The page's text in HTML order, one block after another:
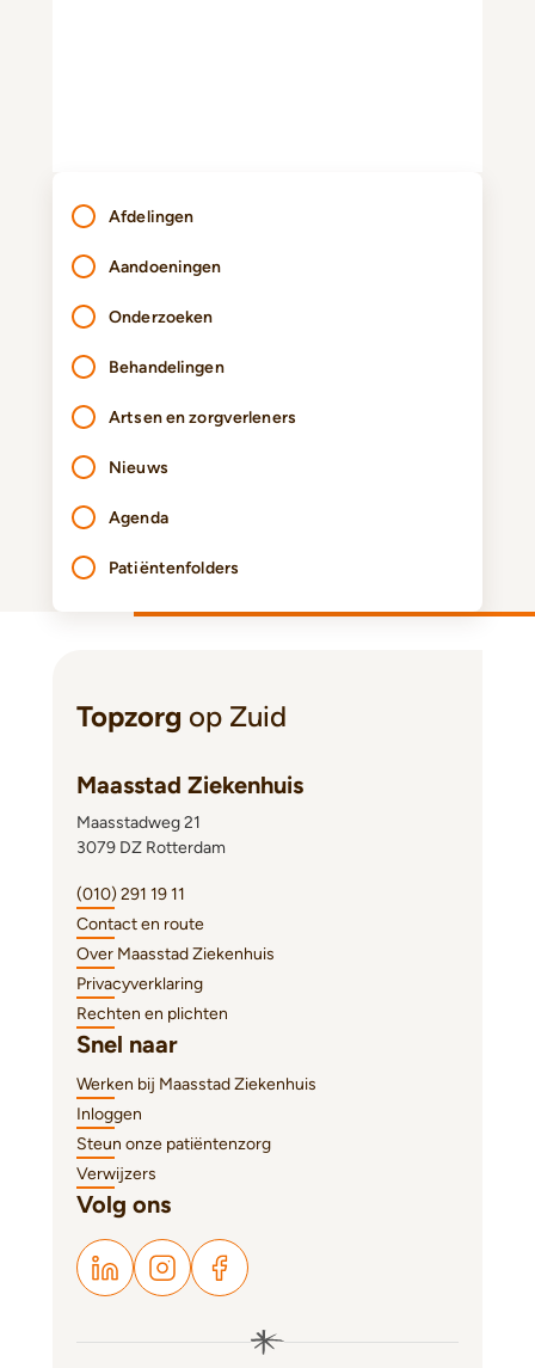
Afdelingen
Aandoeningen
Onderzoeken
Behandelingen
Artsen en zorgverleners
Nieuws
Agenda
Patiëntenfolders
Topzorg op Zuid
Maasstad Ziekenhuis
Maasstadweg 21
3079 DZ Rotterdam
(010) 291 19 11
Contact en route
Over Maasstad Ziekenhuis
Privacyverklaring
Rechten en plichten
Snel naar
Werken bij Maasstad Ziekenhuis
Inloggen
Steun onze patiëntenzorg
Verwijzers
Volg ons